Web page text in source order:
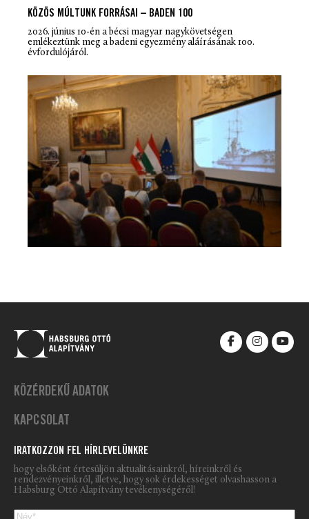
KÖZÖS MÚLTUNK FORRÁSAI – BADEN 100
2026. június 10-én a bécsi magyar nagykövetségen
emlékeztünk meg a badeni egyezmény aláírásának 100.
évfordulójáról.
KÖZÉRDEKŰ ADATOK
KAPCSOLAT
IRATKOZZON FEL HÍRLEVELÜNKRE
hogy elsőként értesüljön aktualitásainkról, híreinkről és
rendezvényeinkről, illetve, hogy sok érdekességet olvashasson a
Habsburg Ottó Alapítvány tevékenységéről!